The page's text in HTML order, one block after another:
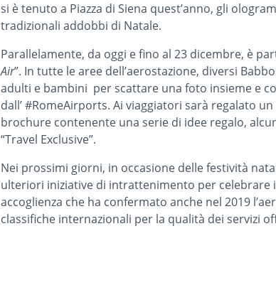
si è tenuto a Piazza di Siena quest’anno, gli
tradizionali addobbi di Natale.
Parallelamente, da oggi e fino al 23 dicembre, è
Air”. In tutte le aree dell’aerostazione, diversi
adulti e bambini per scattare una foto insieme e
dall’ #RomeAirports. Ai viaggiatori sarà regalato
brochure contenente una serie di idee regalo,
“Travel Exclusive”.
Nei prossimi giorni, in occasione delle festività
ulteriori iniziative di intrattenimento per celebrare
accoglienza che ha confermato anche nel 2019
classifiche internazionali per la qualità dei servizi